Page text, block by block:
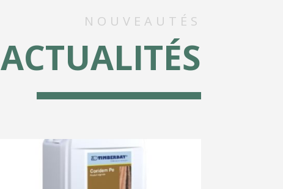
NOUVEAUTÉS
ACTUALITÉS